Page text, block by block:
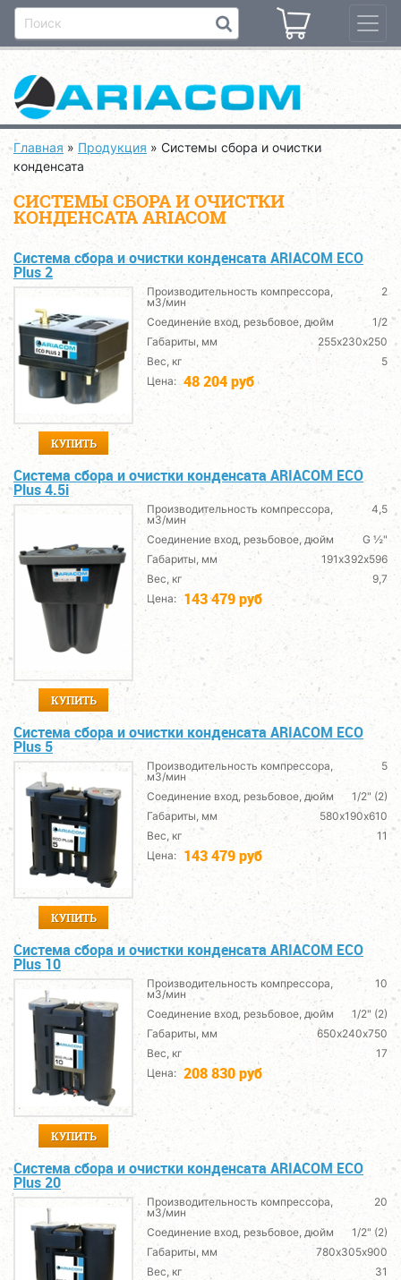
Главная » Продукция » Системы сбора и очистки
конденсата
СИСТЕМЫ СБОРА И ОЧИСТКИ
КОНДЕНСАТА ARIACOM
Система сбора и очистки конденсата ARIACОМ ECO
Plus 2
КУПИТЬ
Производительность компрессора,
м3/мин
2
Соединение вход, резьбовое, дюйм
1/2
Габариты, мм
255х230х250
Вес, кг
5
Цена: 48 204 руб
Система сбора и очистки конденсата ARIACОМ ECO
Plus 4.5i
КУПИТЬ
Производительность компрессора,
м3/мин
4,5
Соединение вход, резьбовое, дюйм
G ½"
Габариты, мм
191х392х596
Вес, кг
9,7
Цена: 143 479 руб
Система сбора и очистки конденсата ARIACОМ ECO
Plus 5
КУПИТЬ
Производительность компрессора,
м3/мин
5
Соединение вход, резьбовое, дюйм
1/2" (2)
Габариты, мм
580х190х610
Вес, кг
11
Цена: 143 479 руб
Система сбора и очистки конденсата ARIACОМ ECO
Plus 10
КУПИТЬ
Производительность компрессора,
м3/мин
10
Соединение вход, резьбовое, дюйм
1/2" (2)
Габариты, мм
650х240х750
Вес, кг
17
Цена: 208 830 руб
Система сбора и очистки конденсата ARIACОМ ECO
Plus 20
Производительность компрессора,
м3/мин
20
Соединение вход, резьбовое, дюйм
1/2" (2)
Габариты, мм
780х305х900
Вес, кг
31